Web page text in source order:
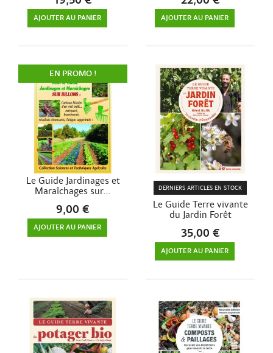
AJOUTER AU PANIER AJOUTER AU PANIER
Le Guide Jardinages et
Maraîchages sur...
9,00 €
AJOUTER AU PANIER
EN PROMO !
Le Guide Terre vivante
du Jardin Forêt
DERNIERS ARTICLES EN STOCK
35,00 €
AJOUTER AU PANIER